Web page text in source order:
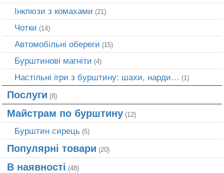
Інклюзи з комахами (21)
Чотки (14)
Автомобільні обереги (15)
Бурштинові магніти (4)
Настільні ігри з бурштину: шахи, нарди… (1)
Послуги (8)
Майстрам по бурштину (12)
Бурштин сирець (5)
Популярні товари (20)
В наявності (48)